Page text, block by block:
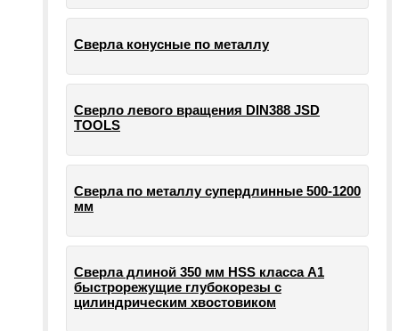
Сверла конусные по металлу
Сверло левого вращения DIN388 JSD
TOOLS
Сверла по металлу супердлинные 500-1200
мм
Сверла длиной 350 мм HSS класса А1
быстрорежущие глубокорезы с
цилиндрическим хвостовиком